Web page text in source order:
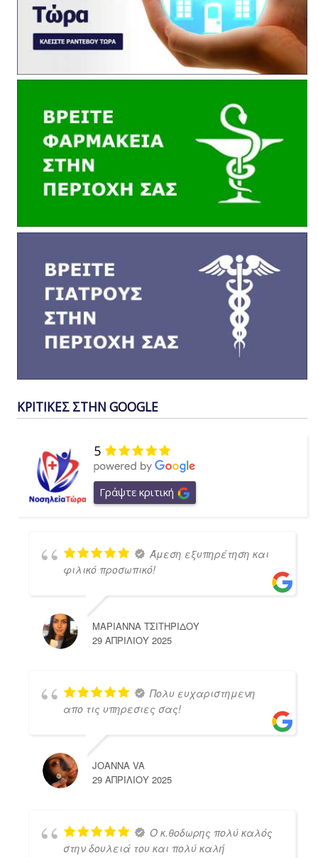
ΚΡΙΤΙΚΕΣ ΣΤΗΝ GOOGLE
5
Γράψτε κριτική
Άμεση εξυπηρέτηση και
φιλικό προσωπικό!
ΜΑΡΙΑΝΝΑ ΤΣΙΤΗΡΙΔΟΥ
29 ΑΠΡΙΛΊΟΥ 2025
Πολυ ευχαριστημενη
απο τις υπηρεσιες σας!
JOANNA VA
29 ΑΠΡΙΛΊΟΥ 2025
Ο κ.θοδωρης πολύ καλός
στην δουλειά του και πολύ καλή